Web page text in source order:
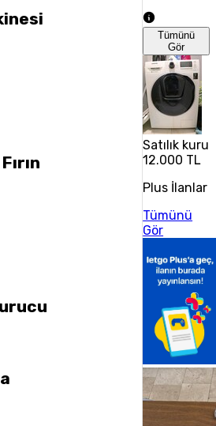
Tümünü
Gör
Satılık
12.000 TL
Plus İlanlar
Tümünü
Gör